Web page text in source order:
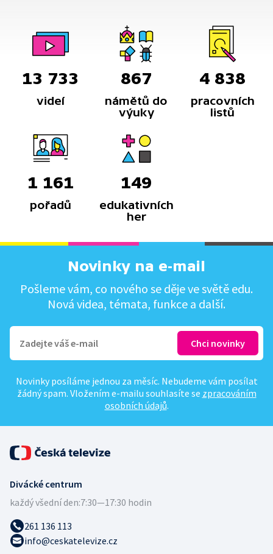
13 733
videí
867
námětů do
výuky
4 838
pracovních
listů
1 161
pořadů
149
edukativních
her
Novinky na e-mail
Pošleme vám, co nového se děje ve světě edu.
Nová videa, témata, funkce a další.
Novinky posíláme jednou za měsíc. Nebudeme vám posílat
žádný spam. Vložením e-mailu souhlasíte se zpracováním
osobních údajů.